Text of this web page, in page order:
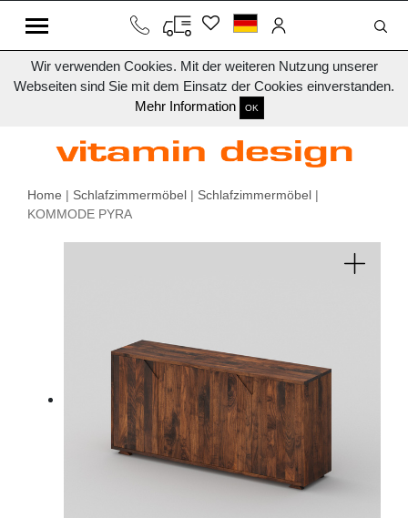
Wir verwenden Cookies. Mit der weiteren Nutzung unserer
Webseiten sind Sie mit dem Einsatz der Cookies einverstanden.
Mehr Information
OK
Home | Schlafzimmermöbel | Schlafzimmermöbel |
KOMMODE PYRA